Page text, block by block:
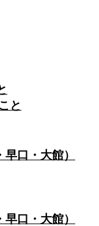
と
口・大館）
口・大館）